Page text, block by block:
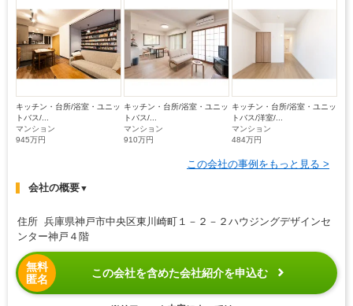
キッチン・台所/浴室・ユニッ
トバス/...
マンション
945万円
キッチン・台所/浴室・ユニッ
トバス/...
マンション
910万円
キッチン・台所/浴室・ユニッ
トバス/洋室/...
マンション
484万円
この会社の事例をもっと見る >
会社の概要▼
住所 兵庫県神戸市中央区東川崎町１－２－２ハウジングデザインセ
ンター神戸４階
無料
匿名
この会社を含めた会社紹介を申込む